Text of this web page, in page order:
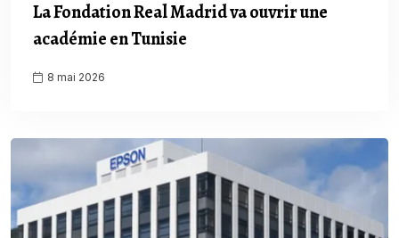
La Fondation Real Madrid va ouvrir une
académie en Tunisie
8 mai 2026